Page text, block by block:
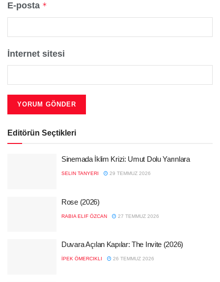
E-posta *
İnternet sitesi
Editörün Seçtikleri
Sinemada İklim Krizi: Umut Dolu Yarınlara
SELIN TANYERI 29 TEMMUZ 2026
Rose (2026)
RABIA ELIF ÖZCAN 27 TEMMUZ 2026
Duvara Açılan Kapılar: The Invite (2026)
İPEK ÖMERCIKLI 26 TEMMUZ 2026